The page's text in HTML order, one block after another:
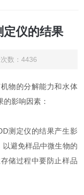
定仪的结果
数：4436
物的分解能力和水体
影响因素：
测定仪的结果产生影
避免样品中微生物的
储过程中要防止样品